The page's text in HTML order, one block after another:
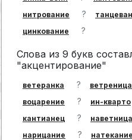
нитрование ?
цинкование ?
Слова из 9 букв
"акцентирование"
ветеранка ? ветреница
воцарение ? ин-кварто
кантианец ? наветница
нарицание ? натекание